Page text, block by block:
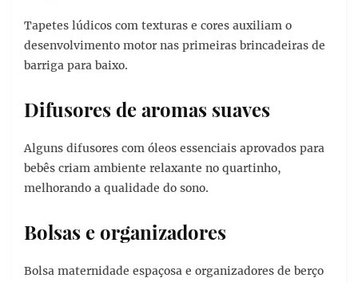
Tapetes lúdicos com texturas e cores auxiliam o
desenvolvimento motor nas primeiras brincadeiras de
barriga para baixo.
Difusores de aromas suaves
Alguns difusores com óleos essenciais aprovados para
bebês criam ambiente relaxante no quartinho,
melhorando a qualidade do sono.
Bolsas e organizadores
Bolsa maternidade espaçosa e organizadores de berço